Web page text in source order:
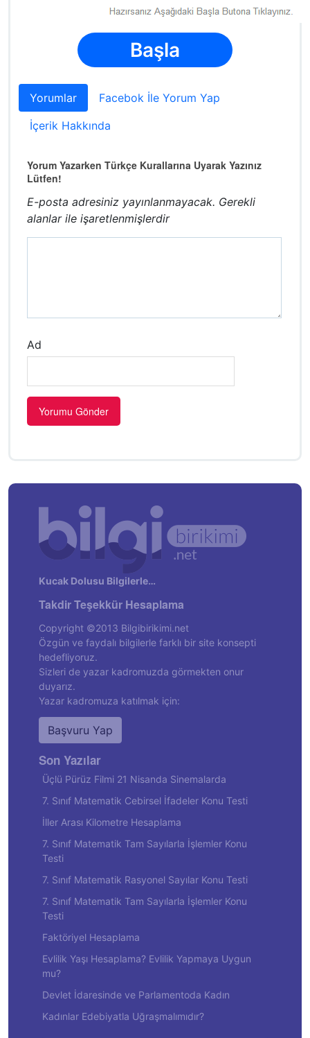
Başla
Yorumlar
Facebok İle Yorum Yap
İçerik Hakkında
Yorum Yazarken Türkçe Kurallarına Uyarak Yazınız
Lütfen!
E-posta adresiniz yayınlanmayacak. Gerekli
alanlar ile işaretlenmişlerdir
Ad
Kucak Dolusu Bilgilerle…
Takdir Teşekkür Hesaplama
Copyright ©2013 Bilgibirikimi.net
Özgün ve faydalı bilgilerle farklı bir site konsepti
hedefliyoruz.
Sizleri de yazar kadromuzda görmekten onur
duyarız.
Yazar kadromuza katılmak için:
Başvuru Yap
Son Yazılar
Üçlü Pürüz Filmi 21 Nisanda Sinemalarda
7. Sınıf Matematik Cebirsel İfadeler Konu Testi
İller Arası Kilometre Hesaplama
7. Sınıf Matematik Tam Sayılarla İşlemler Konu
Testi
7. Sınıf Matematik Rasyonel Sayılar Konu Testi
7. Sınıf Matematik Tam Sayılarla İşlemler Konu
Testi
Faktöriyel Hesaplama
Evlilik Yaşı Hesaplama? Evlilik Yapmaya Uygun
mu?
Devlet İdaresinde ve Parlamentoda Kadın
Kadınlar Edebiyatla Uğraşmalımıdır?